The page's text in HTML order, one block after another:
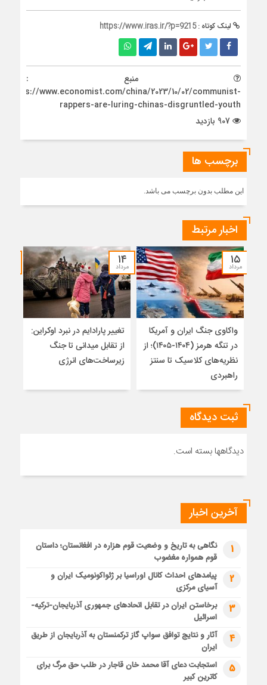
لینک کوتاه :https://www.iras.ir/?p=9215
منبع :
https://www.economist.com/china/2023/10/02/communist-
rappers-are-luring-chinas-disgruntled-youth
برچسب ها
این مطلب بدون برچسب می باشد.
اخبار مرتبط
۱۵
مرداد
واکاوی جنگ ایران و آمریکا
در تنگه هرمز (۱۴۰۴-۱۴۰۵)؛ از
نظریه‌های کلاسیک تا سنتز
راهبردی
۱۴
مرداد
تغییر پارادایم در نبرد اوکراین:
از تقابل میدانی تا جنگ
زیرساخت‌های انرژی
ثبت دیدگاه
دیدگاهها بسته است.
آخرین اخبار
1
نگاهی به تاریخ و وضعیت قوم هزاره در افغانستان؛ داستان
قوم همواره مغضوب
2
پیامدهای احداث کانال اوراسیا بر ژئواکونومیک ایران و
آسیای مرکزی
3
برخاستن ایران در تقابل اتحادهای جمهوری آذربایجان-ترکیه-
اسرائیل
4
آثار و نتایج توافق سواپ گاز ترکمنستان به آذربایجان از طریق
ایران
5
استجابت دعای آقا محمد خان قاجار در طلب حق مرگ برای
کاترین کبیر